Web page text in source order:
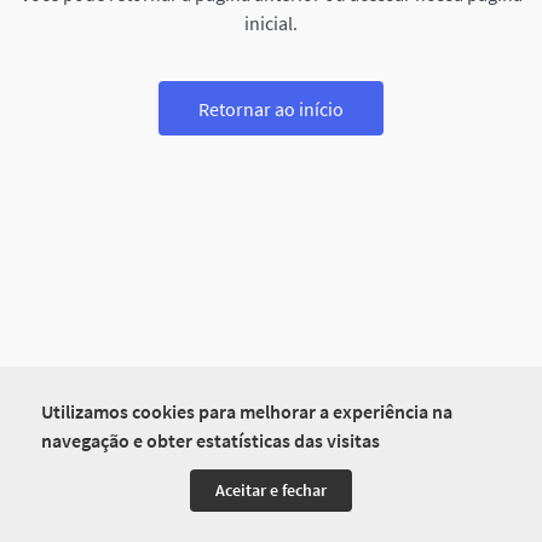
Utilizamos cookies para melhorar a experiência na
navegação e obter estatísticas das visitas
Aceitar e fechar
inicial.
Retornar ao início